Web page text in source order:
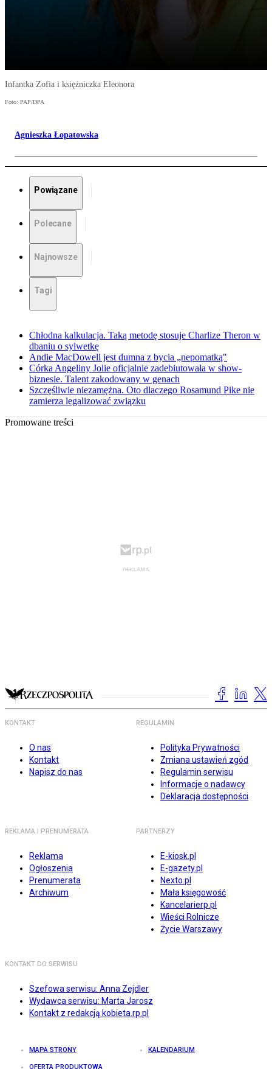
Infantka Zofia i księżniczka Eleonora
Foto: PAP/DPA
Agnieszka Łopatowska
Powiązane
Polecane
Najnowsze
Tagi
Chłodna kalkulacja. Taką metodę stosuje Charlize Theron w
dbaniu o sylwetkę
Andie MacDowell jest dumna z bycia „nepomatką"
Córka Angeliny Jolie oficjalnie zadebiutowała w show-
biznesie. Talent zakodowany w genach
Szczęśliwie niezamężna. Oto dlaczego Rosamund Pike nie
zamierza legalizować związku
Promowane treści
KONTAKT
O nas
Kontakt
Napisz do nas
REGULAMIN
Polityka Prywatności
Zmiana ustawień zgód
Regulamin serwisu
Informacje o nadawcy
Deklaracja dostępności
REKLAMA I PRENUMERATA
Reklama
Ogłoszenia
Prenumerata
Archiwum
PARTNERZY
E-kiosk.pl
E-gazety.pl
Nexto.pl
Mała księgowość
Kancelarierp.pl
Wieści Rolnicze
Życie Warszawy
KONTAKT DO SERWISU
Szefowa serwisu: Anna Zejdler
Wydawca serwisu: Marta Jarosz
Kontakt z redakcją kobieta.rp.pl
MAPA STRONY KALENDARIUM
OFERTA PRODUKTOWA